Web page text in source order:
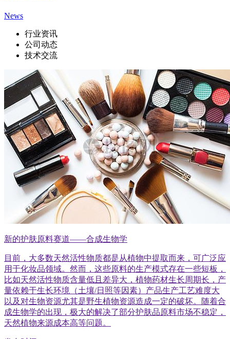
News
行业资讯
公司动态
技术交流
新的护肤原料赛道——合成生物学
目前，大多数天然活性物质都是从植物中提取而来，可广泛应
用于化妆品领域。然而，这些原料的生产模式存在一些短板，
比如天然活性物质含量低且差异大，植物药材生长周期长，产
量依赖于生长环境（土壤/日照等因素）产品生产工艺难度大
以及对生物资源尤其是野生植物资源造成一定的破坏。随着合
成生物学的出现，极大的解决了部分护肤品原料市场不稳定，
天然植物来源成本高等问题。